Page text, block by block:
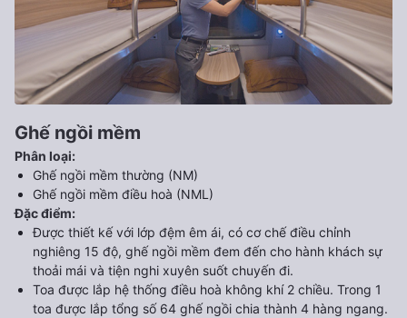
Ghế ngồi mềm
Phân loại:
Ghế ngồi mềm thường (NM)
Ghế ngồi mềm điều hoà (NML)
Đặc điểm:
Được thiết kế với lớp đệm êm ái, có cơ chế điều chỉnh
nghiêng 15 độ, ghế ngồi mềm đem đến cho hành khách sự
thoải mái và tiện nghi xuyên suốt chuyến đi.
Toa được lắp hệ thống điều hoà không khí 2 chiều. Trong 1
toa được lắp tổng số 64 ghế ngồi chia thành 4 hàng ngang.